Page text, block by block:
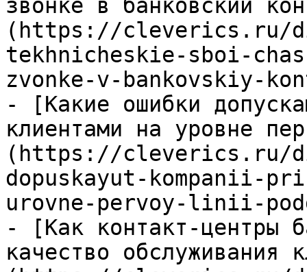
звонке в банковский
(https://cleverics.ru/
tekhnicheskie-sboi-
zvonke-v-bankovskiy-
- [Какие ошибки
клиентами на уровне
(https://cleverics.ru/
dopuskayut-kompanii-
urovne-pervoy-linii-
- [Как контакт-центры
качество обслуживания